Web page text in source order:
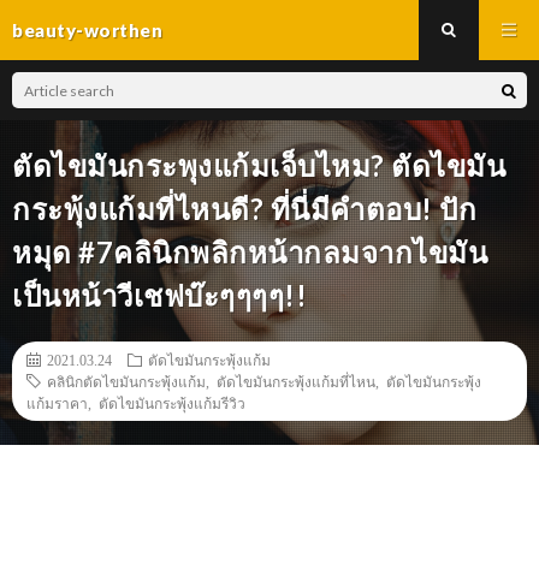
beauty-worthen
ตัดไขมันกระพุงแก้มเจ็บไหม? ตัดไขมัน
กระพุ้งแก้มที่ไหนดี? ที่นี่มีคำตอบ! ปัก
หมุด #7คลินิกพลิกหน้ากลมจากไขมัน
เป็นหน้าวีเชฟบ๊ะๆๆๆๆ!!
2021.03.24
ตัดไขมันกระพุ้งแก้ม
คลินิกตัดไขมันกระพุ้งแก้ม
ตัดไขมันกระพุ้งแก้มที่ไหน
ตัดไขมันกระพุ้ง
แก้มราคา
ตัดไขมันกระพุ้งแก้มรีวิว